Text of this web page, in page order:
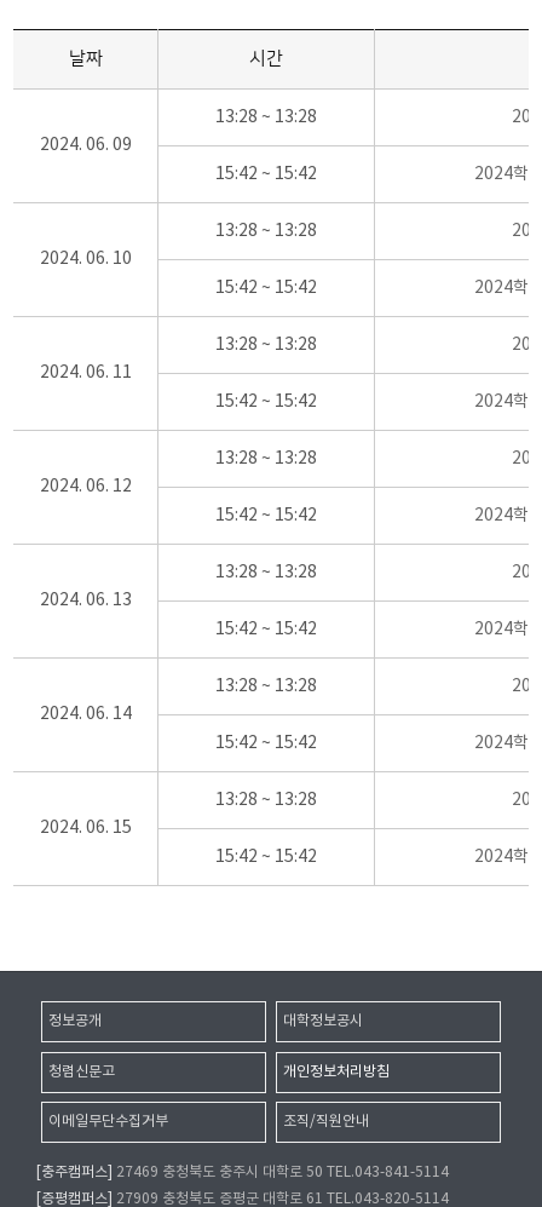
날짜 시간
2024. 06. 09
13:28 ~ 13:28
15:42 ~ 15:42 2024학
2024. 06. 10
13:28 ~ 13:28
15:42 ~ 15:42 2024학
2024. 06. 11
13:28 ~ 13:28
15:42 ~ 15:42 2024학
2024. 06. 12
13:28 ~ 13:28
15:42 ~ 15:42 2024학
2024. 06. 13
13:28 ~ 13:28
15:42 ~ 15:42 2024학
2024. 06. 14
13:28 ~ 13:28
15:42 ~ 15:42 2024학
2024. 06. 15
13:28 ~ 13:28
15:42 ~ 15:42 2024학
정보공개 대학정보공시
청렴신문고 개인정보처리방침
이메일무단수집거부 조직/직원안내
[충주캠퍼스]
27469 충청북도 충주시 대학로 50 TEL.043-841-5114
[증평캠퍼스]
27909 충청북도 증평군 대학로 61 TEL.043-820-5114